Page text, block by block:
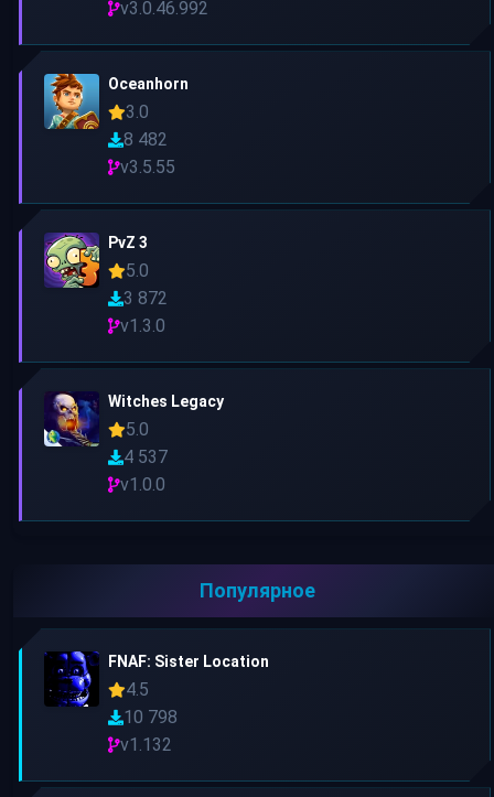
v3.0.46.992
Oceanhorn
3.0
8 482
v3.5.55
PvZ 3
5.0
3 872
v1.3.0
Witches Legacy
5.0
4 537
v1.0.0
Популярное
FNAF: Sister Location
4.5
10 798
v1.132